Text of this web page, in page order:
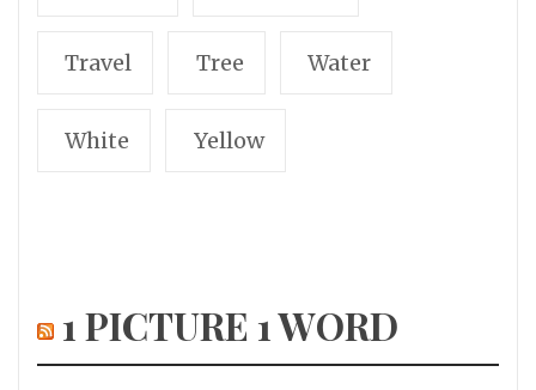
Travel Tree Water
White Yellow
1 PICTURE 1 WORD